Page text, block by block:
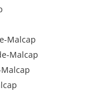
Malcap
Malcap